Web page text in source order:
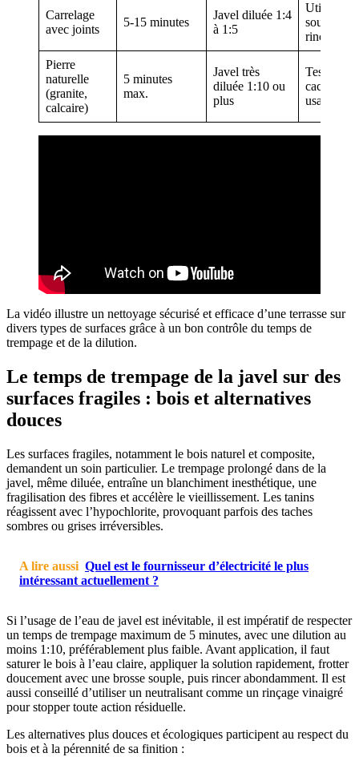
Carrelage
avec joints
5-15 minutes
Javel diluée 1:4
à 1:5
Utiliser
souple et
rincer
Pierre
naturelle
(granite,
calcaire)
5 minutes
max.
Javel très
diluée 1:10 ou
plus
Tester sur
cachée
usage
La vidéo illustre un nettoyage sécurisé et efficace d’une terrasse sur
divers types de surfaces grâce à un bon contrôle du temps de
trempage et de la dilution.
Le temps de trempage de la javel sur des
surfaces fragiles : bois et alternatives
douces
Les surfaces fragiles, notamment le bois naturel et composite,
demandent un soin particulier. Le trempage prolongé dans de la
javel, même diluée, entraîne un blanchiment inesthétique, une
fragilisation des fibres et accélère le vieillissement. Les tanins
réagissent avec l’hypochlorite, provoquant parfois des taches
sombres ou grises irréversibles.
A lire aussi Quel est le fournisseur d’électricité le plus
intéressant actuellement ?
Si l’usage de l’eau de javel est inévitable, il est impératif de respecter
un temps de trempage maximum de 5 minutes, avec une dilution au
moins 1:10, préférablement plus faible. Avant application, il faut
saturer le bois à l’eau claire, appliquer la solution rapidement, frotter
doucement avec une brosse souple, puis rincer abondamment. Il est
aussi conseillé d’utiliser un neutralisant comme un rinçage vinaigré
pour stopper toute action résiduelle.
Les alternatives plus douces et écologiques participent au respect du
bois et à la pérennité de sa finition :